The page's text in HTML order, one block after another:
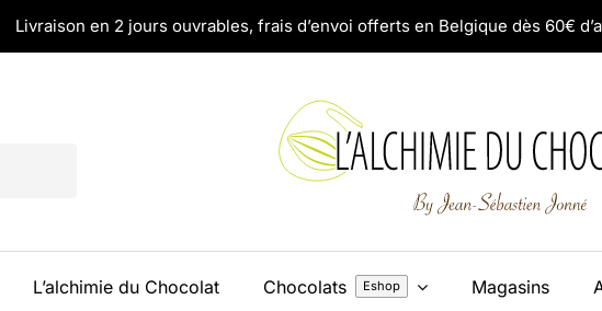
Livraison en 2 jours ouvrables, frais d’envoi offerts en Belgique dès 60€
L’alchimie du Chocolat Chocolats Eshop Magasins